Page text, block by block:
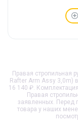
Правая стропильная
Rafter Arm Assy 3,0m)
16 140 ₽.
Правая
заявленных. Перед
товара у наших